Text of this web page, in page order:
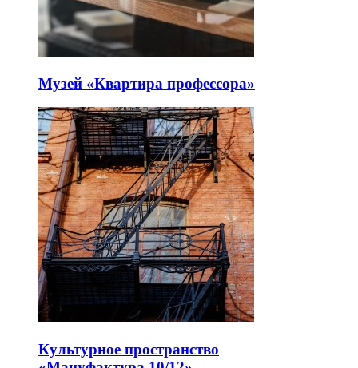
Музей «Квартира профессора»
Культурное пространство